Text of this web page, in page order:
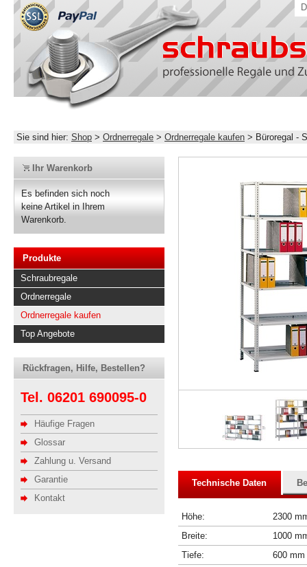
Sie sind hier: Shop > Ordnerregale > Ordnerregale kaufen > Büroregal -
Ihr Warenkorb
Es befinden sich noch
keine Artikel in Ihrem
Warenkorb.
Produkte
Schraubregale
Ordnerregale
Ordnerregale kaufen
Top Angebote
Rückfragen, Hilfe, Bestellen?
Tel. 06201 690095-0
Häufige Fragen
Glossar
Zahlung u. Versand
Garantie
Kontakt
Technische Daten
Höhe:
2300
Breite:
1000
Tiefe:
600 mm